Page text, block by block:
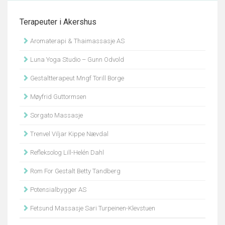
Terapeuter i Akershus
Aromaterapi & Thaimassasje AS
Luna Yoga Studio – Gunn Odvold
Gestaltterapeut Mngf Torill Borge
Møyfrid Guttormsen
Sorgato Massasje
Trenvel Viljar Kippe Nævdal
Refleksolog Lill-Helén Dahl
Rom For Gestalt Betty Tandberg
Potensialbygger AS
Fetsund Massasje Sari Turpeinen-Klevstuen